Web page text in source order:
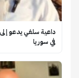
داعية سلفي يدعو
في سوريا